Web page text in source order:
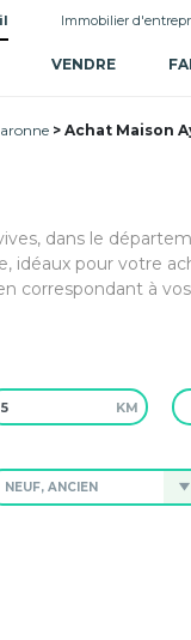
Immobilier
VENDRE
Achat Maison
dans le
pour votre
correspondant à
KM
NEUF, ANCIEN